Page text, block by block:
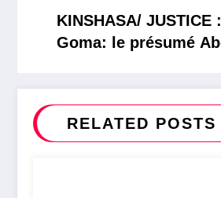
KINSHASA/ JUSTICE : Assassinat de l’homme d’affaire Simba Ngezayo à
Goma: le présumé Abdoul Mutabuzi, ancien militaire du RCD/ Goma a reconnu
RELATED POSTS